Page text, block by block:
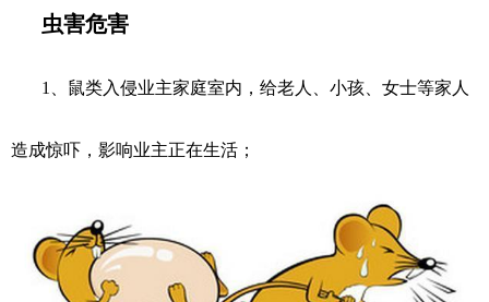
虫害危害
1、鼠类入侵业主家庭室内，给老人、小孩、女士等家人
造成惊吓，影响业主正在生活；